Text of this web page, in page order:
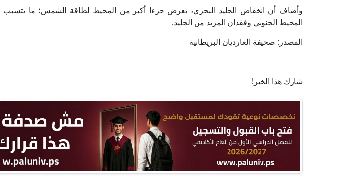
وأضاف أن انخفاض الجليد البحري، يعرض جزءا أكبر من المحيط لطاقة الشمس؛ ما
المحيط الجنوبي وفقدان المزيد من الجليد.
المصدر: صحيفة الغارديان البريطانية
شارك هذا الخبر!